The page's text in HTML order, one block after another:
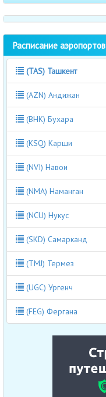
Расписание аэропортов
(TAS) Ташкент
(AZN) Андижан
(BHK) Бухара
(KSQ) Карши
(NVI) Навои
(NMA) Наманган
(NCU) Нукус
(SKD) Самарканд
(TMJ) Термез
(UGC) Ургенч
(FEG) Фергана